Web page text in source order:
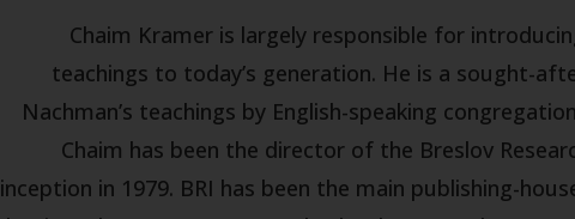
Chaim Kramer is largely responsible for
teachings to today’s generation. He is a sought-
Nachman’s teachings by English-speaking
Chaim has been the director of the Breslov
inception in 1979. BRI has been the main publishing-